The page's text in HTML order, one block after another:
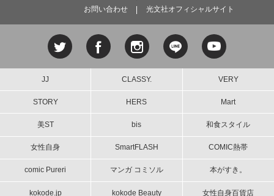
お問い合わせ
光文社オフィシャルサイト
JJ CLASSY. VERY
STORY HERS Mart
美ST bis 和食スタイル
女性自身 SmartFLASH COMIC熱帯
comic Pureri マンガ コミソル 本がすき。
kokode.jp kokode Beauty 女性自身百貨店